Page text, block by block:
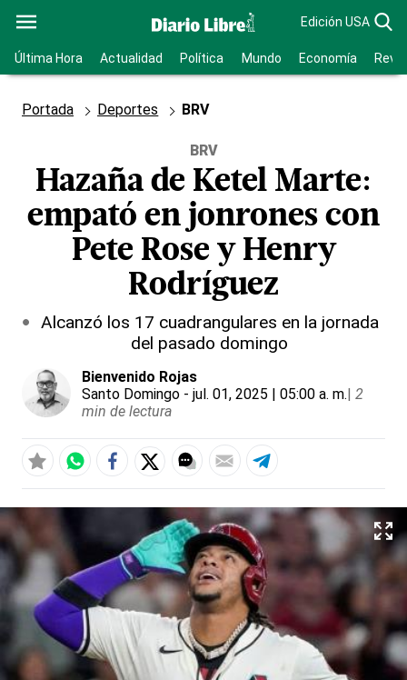
Edición USA
Última Hora Actualidad Política Mundo Economía
Portada Deportes BRV
BRV
Hazaña de Ketel Marte:
empató en jonrones con
Pete Rose y Henry
Rodríguez
Alcanzó los 17 cuadrangulares en la jornada
del pasado domingo
Bienvenido Rojas
Santo Domingo - jul. 01, 2025 | 05:00 a. m.| 2
min de lectura